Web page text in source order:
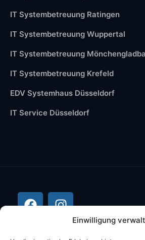
Einwilligung
IT Systembetreuung Ratingen
IT Systembetreuung Wuppertal
IT Systembetreuung
IT Systembetreuung Krefeld
EDV Systemhaus Düsseldorf
IT Service Düsseldorf